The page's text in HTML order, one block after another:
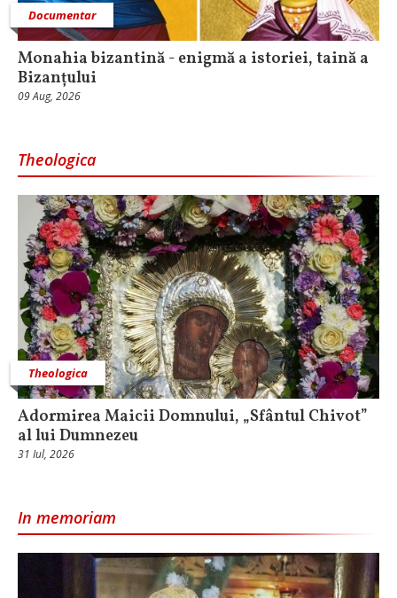
Documentar
Monahia bizantină - enigmă a istoriei, taină a
Bizanțului
09 Aug, 2026
Theologica
Theologica
Adormirea Maicii Domnului, „Sfântul Chivot”
al lui Dumnezeu
31 Iul, 2026
In memoriam